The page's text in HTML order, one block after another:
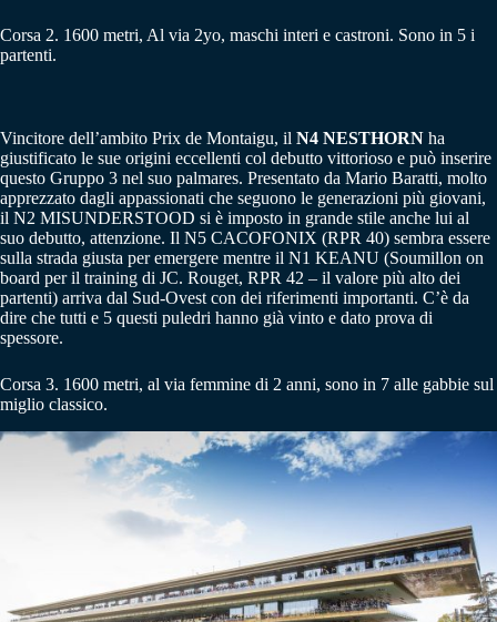
Corsa 2. 1600 metri, Al via 2yo, maschi interi e castroni. Sono in 5 i
partenti.
Vincitore dell’ambito Prix de Montaigu, il N4 NESTHORN ha
giustificato le sue origini eccellenti col debutto vittorioso e può inserire
questo Gruppo 3 nel suo palmares. Presentato da Mario Baratti, molto
apprezzato dagli appassionati che seguono le generazioni più giovani,
il N2 MISUNDERSTOOD si è imposto in grande stile anche lui al
suo debutto, attenzione. Il N5 CACOFONIX (RPR 40) sembra essere
sulla strada giusta per emergere mentre il N1 KEANU (Soumillon on
board per il training di JC. Rouget, RPR 42 – il valore più alto dei
partenti) arriva dal Sud-Ovest con dei riferimenti importanti. C’è da
dire che tutti e 5 questi puledri hanno già vinto e dato prova di
spessore.
Corsa 3. 1600 metri, al via femmine di 2 anni, sono in 7 alle gabbie sul
miglio classico.